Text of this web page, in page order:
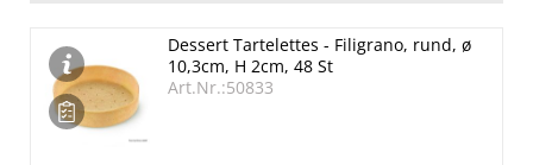
Dessert Tartelettes - Filigrano, rund, ø
10,3cm, H 2cm, 48 St
Art.Nr.:50833